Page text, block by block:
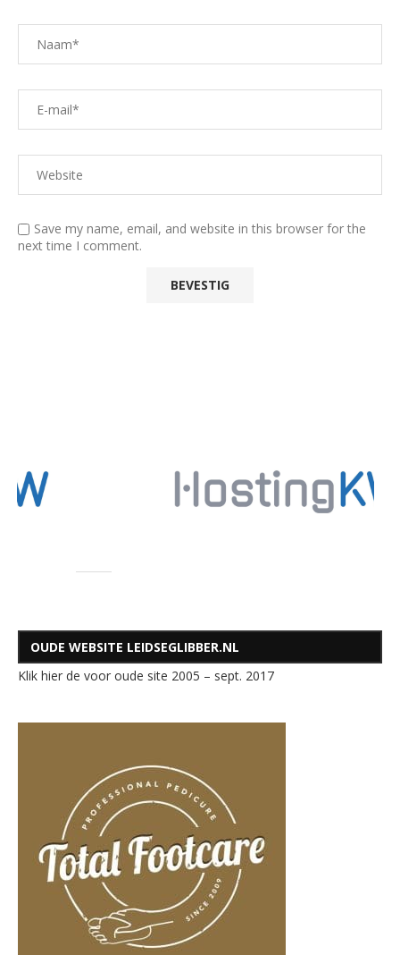
Save my name, email, and website in this browser for the
next time I comment.
OUDE WEBSITE LEIDSEGLIBBER.NL
Klik hier de voor oude site 2005 – sept. 2017